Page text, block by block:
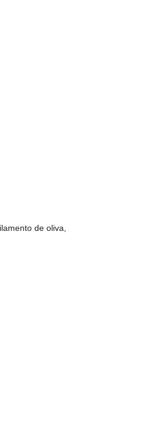
de oliva,